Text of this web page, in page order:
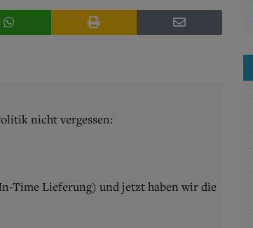
nicht vergessen:
Time Lieferung) und jetzt haben wir die